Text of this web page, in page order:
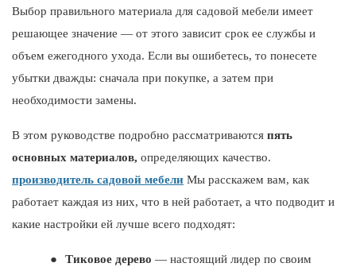
Выбор правильного материала для садовой мебели имеет
решающее значение — от этого зависит срок ее службы и
объем ежегодного ухода. Если вы ошибетесь, то понесете
убытки дважды: сначала при покупке, а затем при
необходимости замены.
В этом руководстве подробно рассматриваются пять
основных материалов, определяющих качество.
производитель садовой мебели Мы расскажем вам, как
работает каждая из них, что в ней работает, а что подводит и
какие настройки ей лучше всего подходят:
● Тиковое дерево — настоящий лидер по своим